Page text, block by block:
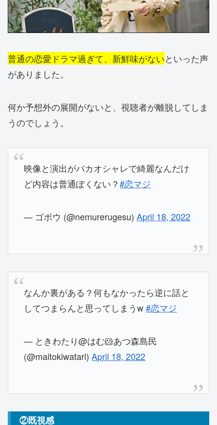
普通の恋愛ドラマ過ぎて、新鮮味がないといった声
がありました。
何か予想外の展開がないと、視聴者が離脱してしま
うのでしょう。
映像と演出がバカオシャレで綺麗なんだけ
ど内容は普通ぽくない？#恋マジ
— ゴボウ (@nemurerugesu)April 18, 2022
なんか裏がある？何もなかったら逆に話と
してつまらんと思ってしまうw#恋マジ
— ときわたり@はむ🐹あつ森島民
(@maitokiwatari)April 18, 2022
②既視感